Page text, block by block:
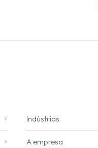
Indústrias
A empresa